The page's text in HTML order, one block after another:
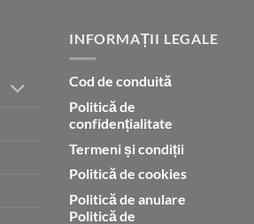
INFORMAȚII LEGALE
Cod de conduită
Politică de
confidențialitate
Termeni și condiții
Politică de cookies
Politică de anulare
Politică de